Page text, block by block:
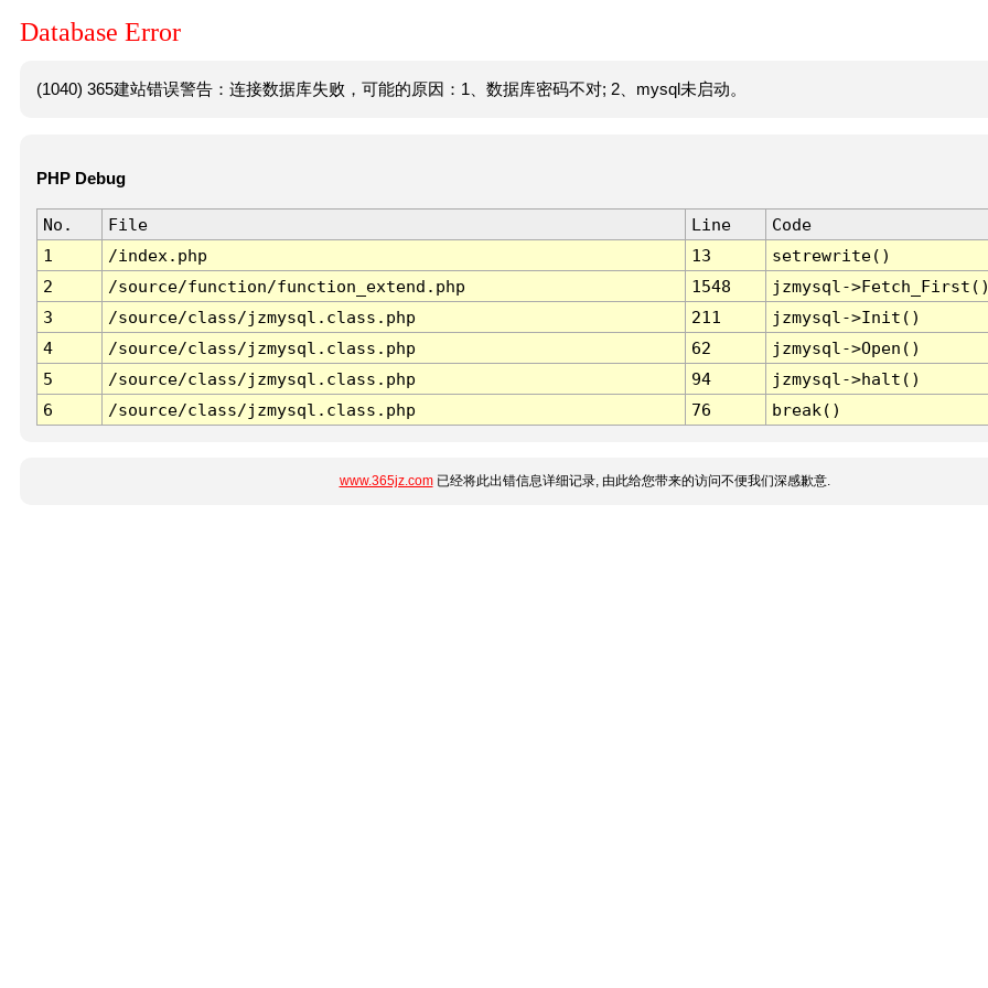
Database Error
(1040) 365建站错误警告：连接数据库失败，可能的原因：1、数据库密码不对; 2、mysql未启动。
PHP Debug
No. File Line
Code
1
/index.php 13
setrewrite()
2
/source/function/function_extend.php 1548
jzmysql-
3
/source/class/jzmysql.class.php 211
jzmysql->Init()
4
/source/class/jzmysql.class.php 62
jzmysql->Open()
5
/source/class/jzmysql.class.php 94
jzmysql->halt()
6
/source/class/jzmysql.class.php 76 break()
www.365jz.com已经将此出错信息详细记录, 由此给您带来的访问不便我们深感歉意.